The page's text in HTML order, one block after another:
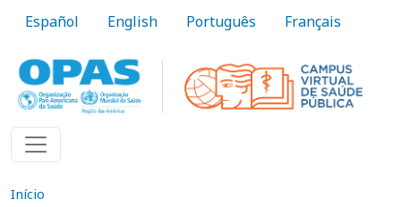
Español English Português Français
Início